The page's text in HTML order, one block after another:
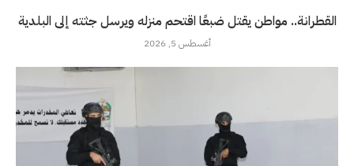
القطرانة.. مواطن يقتل ضبعًا اقتحم منزله ويرسل جثته إلى البلدية
أغسطس 5, 2026